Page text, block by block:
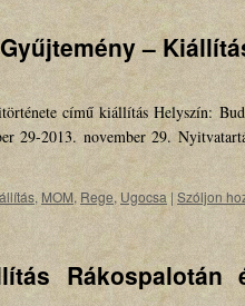
–
című kiállítás Helyszín:
29-2013. november 29.
, MOM, Rege,Ugocsa | Szóljon
Rákospalotán